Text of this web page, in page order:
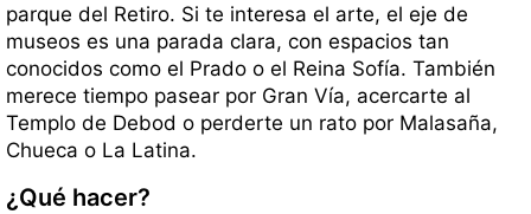
parque del Retiro. Si te interesa el arte, el eje de
museos es una parada clara, con espacios tan
conocidos como el Prado o el Reina Sofía. También
merece tiempo pasear por Gran Vía, acercarte al
Templo de Debod o perderte un rato por Malasaña,
Chueca o La Latina.
¿Qué hacer?